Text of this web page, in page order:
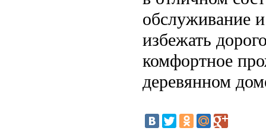
обслуживание
избежать
комфортное
деревянном